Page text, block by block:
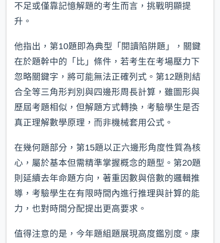
不足或僅靠記憶解題的考生而言，挑戰明顯提
升。
他指出，第10題即為典型「閱讀陷阱題」，關鍵
在於題幹中的「比」條件，若考生在考場壓力下
忽略關鍵字，將可能無法正確列式。第12題則結
合全等三角形判別與四邊形周長計算，雖圖形與
歷屆考題相似，但解題方式轉換，考驗學生是否
真正理解數學原理，而非機械套用公式。
在幾何題部分，第15題以正六邊形角度性質為核
心，屬於基本但需精準掌握概念的題型。第20題
則延續去年命題方向，著重因數與倍數的邏輯推
導，考驗學生在有限時間內進行推理與計算的能
力，也對時間分配提出更高要求。
值得注意的是，今年題組題展現高度鑑別度。康